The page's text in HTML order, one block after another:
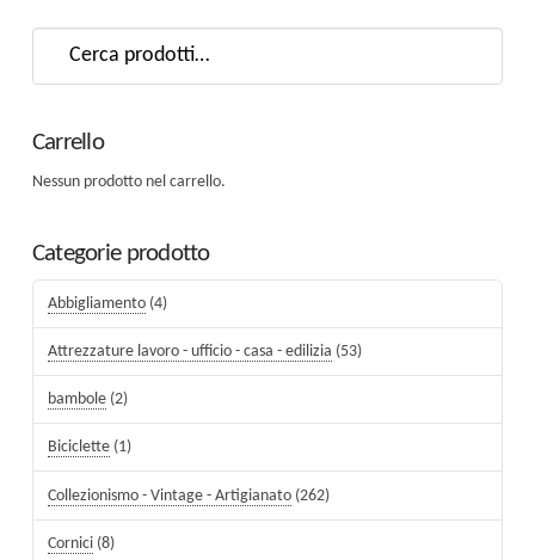
Carrello
Nessun prodotto nel carrello.
Categorie prodotto
Abbigliamento (4)
Attrezzature lavoro - ufficio - casa - edilizia (53)
bambole (2)
Biciclette (1)
Collezionismo - Vintage - Artigianato (262)
Cornici (8)